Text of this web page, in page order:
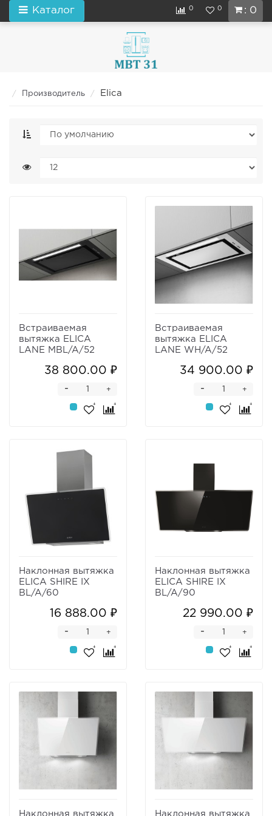
: 0
Каталог 0 0
Производитель Elica
Встраиваемая
вытяжка ELICA
LANE MBL/A/52
38 800.00 ₽
+
-
Встраиваемая
вытяжка ELICA
LANE WH/A/52
34 900.00 ₽
+
-
Наклонная вытяжка
ELICA SHIRE IX
BL/A/60
16 888.00 ₽
+
-
Наклонная вытяжка
ELICA SHIRE IX
BL/A/90
22 990.00 ₽
+
-
Наклонная вытяжка Наклонная вытяжка